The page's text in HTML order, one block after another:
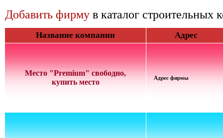
Добавить фирму в каталог строительных
Название компании Адрес
Место "Premium" свободно,
купить место
Адрес фирмы